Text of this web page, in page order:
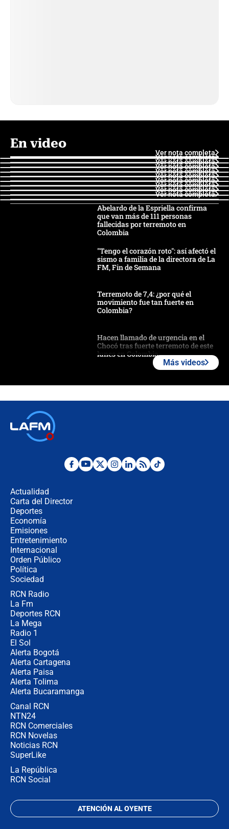
En video
Ver nota completa
Ver nota completa
Ver nota completa
Ver nota completa
Ver nota completa
Ver nota completa
Ver nota completa
Ver nota completa
Ver nota completa
Ver nota completa
Abelardo de la Espriella confirma
que van más de 111 personas
fallecidas por terremoto en
Colombia
"Tengo el corazón roto": así afectó el
sismo a familia de la directora de La
FM, Fin de Semana
Terremoto de 7,4: ¿por qué el
movimiento fue tan fuerte en
Colombia?
Hacen llamado de urgencia en el
Chocó tras fuerte terremoto de este
lunes en Colombia
la UNGRD tras el fuerte terremoto de
Fuerte temblor en Colombia hoy:
Más videos
Actualidad
Carta del Director
Deportes
Economía
Emisiones
Entretenimiento
Internacional
Orden Público
Política
Sociedad
RCN Radio
La Fm
Deportes RCN
La Mega
Radio 1
El Sol
Alerta Bogotá
Alerta Cartagena
Alerta Paisa
Alerta Tolima
Alerta Bucaramanga
Canal RCN
NTN24
RCN Comerciales
RCN Novelas
Noticias RCN
SuperLike
La República
RCN Social
ATENCIÓN AL OYENTE